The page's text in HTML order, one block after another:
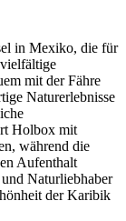
in Mexiko, die für
mit der Fähre
Naturerlebnisse
Holbox mit
während die
Aufenthalt
Naturliebhaber
der Karibik